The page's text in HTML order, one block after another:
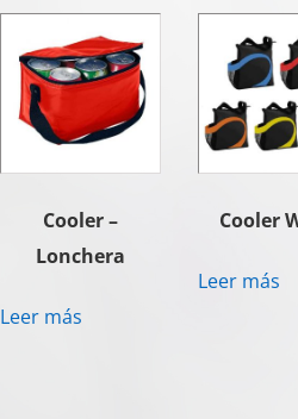
Cooler –
Lonchera
Leer más
Cooler
Leer más